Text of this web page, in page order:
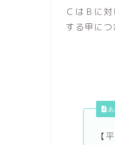
ＣはＢに
する甲に
あ
【